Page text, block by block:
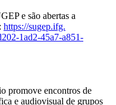
e são abertas a
https://sugep.ifg.
1ad2-45a7-a851-
promove encontros de
e audiovisual de grupos